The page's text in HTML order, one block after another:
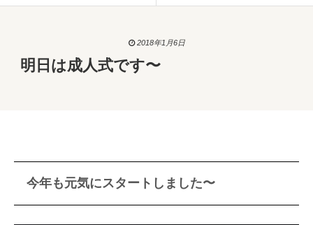
2018年1月6日
明日は成人式です〜
今年も元気にスタートしました〜